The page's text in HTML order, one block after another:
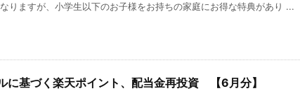
りますが、小学生以下のお子様をお持ちの家庭にお得な特典があり ...
に基づく楽天ポイント、配当金再投資 【6月分】